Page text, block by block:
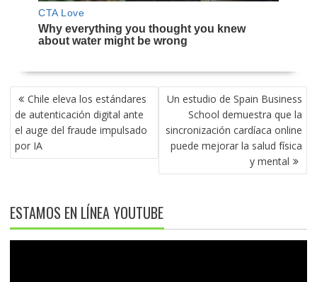
NAVEGACIÓN
DE
ENTRADAS
Chile eleva los estándares
de autenticación digital ante
el auge del fraude impulsado
por IA
Un estudio de Spain Business
School demuestra que la
sincronización cardíaca online
puede mejorar la salud física
y mental
ESTAMOS EN LÍNEA YOUTUBE